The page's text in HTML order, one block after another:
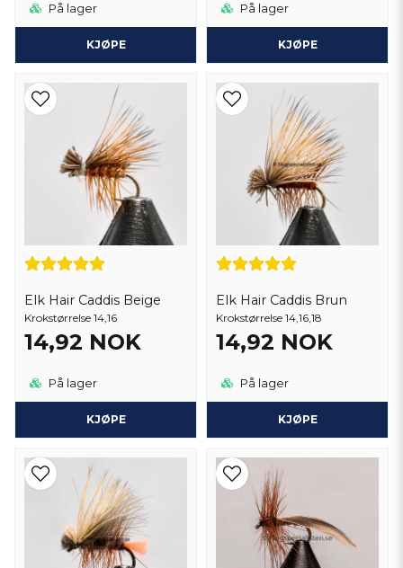
På lager
KJØPE
På lager
KJØPE
Elk Hair Caddis Beige
Krokstørrelse 14,16
14,92 NOK
På lager
KJØPE
Elk Hair Caddis Brun
Krokstørrelse 14,16,18
14,92 NOK
På lager
KJØPE